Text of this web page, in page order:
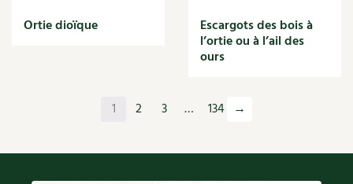
Optimiser l'espace
Paille
Panais
Ortie dioïque Escargots des bois à
l’ortie ou à l’ail des
ours
1 2 3 … 134 →